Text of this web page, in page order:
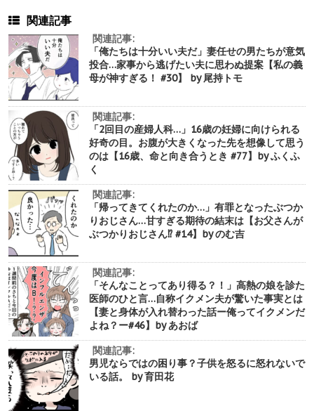
関連記事
関連記事:
「俺たちは十分いい夫だ」妻任せの男たちが意気
投合…家事から逃げたい夫に思わぬ提案【私の義
母が神すぎる！ #30】 by 尾持トモ
関連記事:
「2回目の産婦人科…」16歳の妊婦に向けられる
好奇の目。お腹が大きくなった先を想像して思う
のは【16歳、命と向き合うとき #77】by ふくふ
く
関連記事:
「帰ってきてくれたのか…」有罪となったぶつか
りおじさん…甘すぎる期待の結末は【お父さんが
ぶつかりおじさん⁉︎ #14】by のむ吉
関連記事:
「そんなことってあり得る？！」高熱の娘を診た
医師のひと言…自称イクメン夫が驚いた事実とは
【妻と身体が入れ替わった話ー俺ってイクメンだ
よね？ー#46】by あおば
関連記事:
男児ならではの困り事？子供を怒るに怒れないで
いる話。 by 育田花